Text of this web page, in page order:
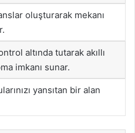
oluşturarak mekanı
altında tutarak akıllı
imkanı sunar.
yansıtan bir alan